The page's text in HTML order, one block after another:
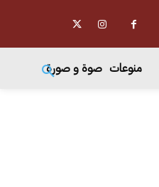
منوعات صوة و صورة